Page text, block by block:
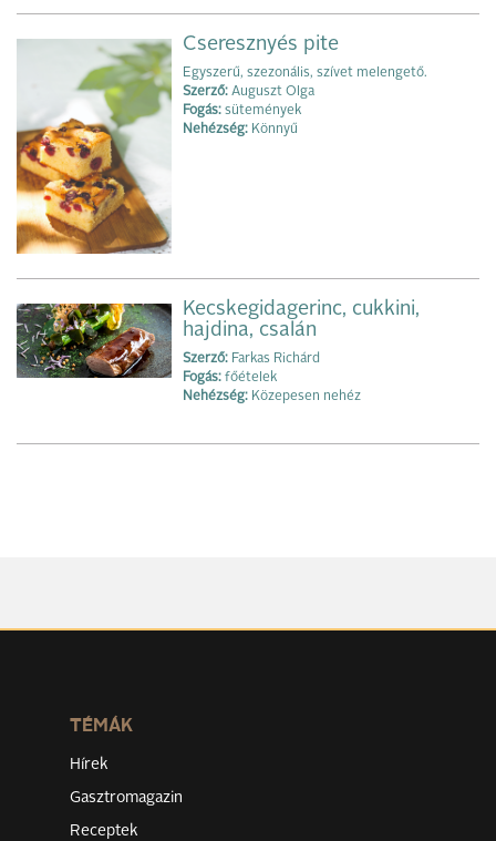
Cseresznyés pite
Egyszerű, szezonális, szívet melengető.
Szerző: Auguszt Olga
Fogás: sütemények
Nehézség: Könnyű
Kecskegidagerinc, cukkini,
hajdina, csalán
Szerző: Farkas Richárd
Fogás: főételek
Nehézség: Közepesen nehéz
TÉMÁK
Hírek
Gasztromagazin
Receptek